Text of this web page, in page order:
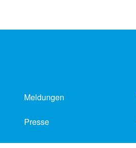
Meldungen
Presse